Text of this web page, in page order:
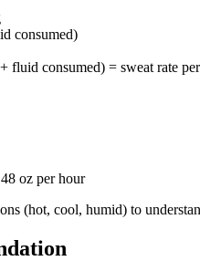
consumed)
fluid consumed) = sweat rate
oz per hour
(hot, cool, humid) to